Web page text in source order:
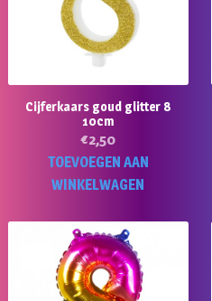
Cijferkaars goud glitter 8
10cm
€2,50
TOEVOEGEN AAN
WINKELWAGEN